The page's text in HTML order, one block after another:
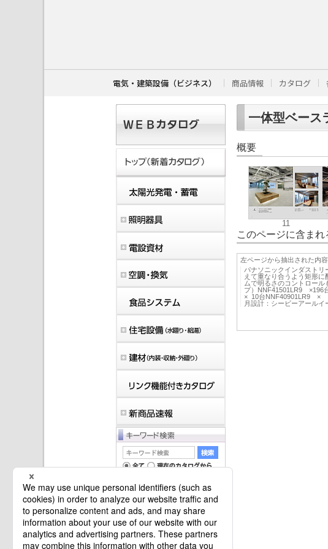
電気・建築設備（ビジネス） 商品情報 カタログ
一体型ベー
概要
11
このページに含ま
左ページから抽出された内容
パナソニックインダスト
えて重なり合うよう矩形
ムで明るさのコントロー
プ）NNF41501LR9 ×196
× 10台NNF40901LR9 × 2
月設計：シービーアール
マイバインダーは空です。